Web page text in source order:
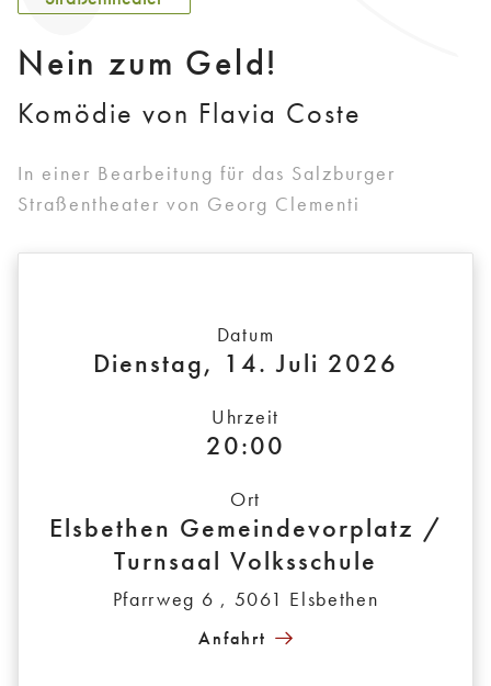
Nein zum Geld!
Komödie von Flavia Coste
In einer Bearbeitung für das Salzburger
Straßentheater von Georg Clementi
Datum
Dienstag, 14. Juli 2026
Uhrzeit
20:00
Ort
Elsbethen Gemeindevorplatz /
Turnsaal Volksschule
Pfarrweg 6 , 5061 Elsbethen
Anfahrt